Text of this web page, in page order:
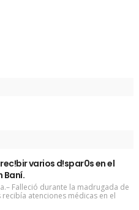
varios d!spar0s en el
Baní.
Falleció durante la madrugada de
atenciones médicas en el